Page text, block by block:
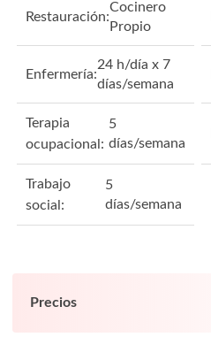
Restauración:
Cocinero
Propio
Enfermería:
24 h/día x 7
días/semana
Terapia
ocupacional:
5
días/semana
Trabajo
social:
5
días/semana
Precios